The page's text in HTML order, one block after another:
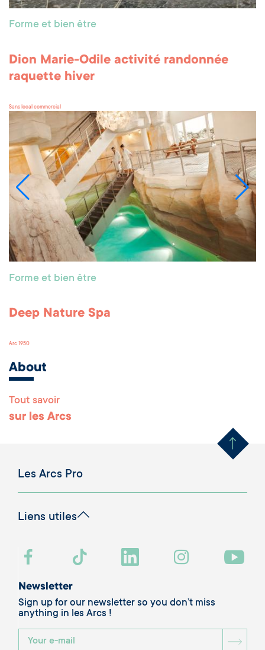
Forme et bien être
Dion Marie-Odile activité randonnée
raquette hiver
Sans local commercial
Forme et bien être
Deep Nature Spa
Arc 1950
About
Tout savoir
sur les Arcs Remonter
Les Arcs Pro
Liens utiles
Newsletter
Sign up for our newsletter so you don’t miss
anything in les Arcs !